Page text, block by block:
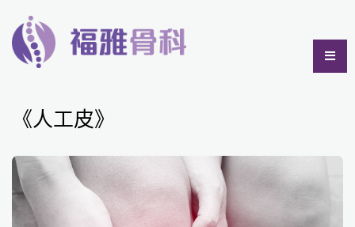
《人工皮》